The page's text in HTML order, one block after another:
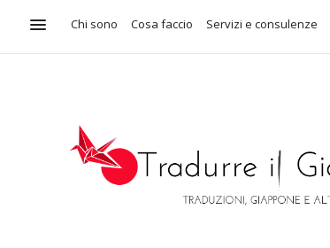
Chi sono Cosa faccio Servizi e consulenze